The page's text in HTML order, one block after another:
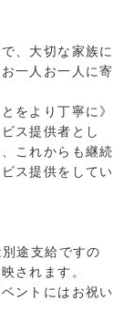
、大切な家族に
一人お一人に寄
をより丁寧に》
ス提供者とし
これからも継続
ス提供をしてい
途支給ですの
されます。
ントにはお祝い